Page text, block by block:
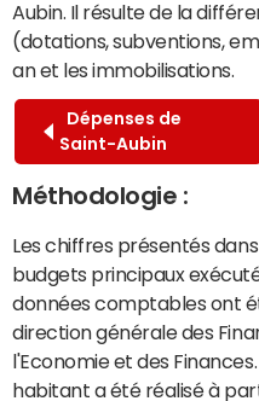
Aubin. Il résulte de la
(dotations, subventions,
an et les immobilisations.
Dépenses de
Saint-Aubin
Méthodologie :
Les chiffres présentés
budgets principaux
données comptables ont
direction générale des
l'Economie et des
habitant a été réalisé à